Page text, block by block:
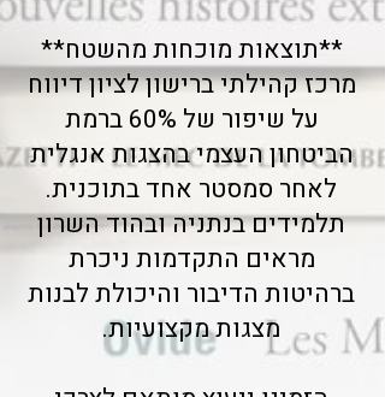
**תוצאות מוכחות מהשטח**
מרכז קהילתי ברישון לציון דיווח
על שיפור של 60% ברמת
הביטחון העצמי בהצגות אנגלית
לאחר סמסטר אחד בתוכנית.
תלמידים בנתניה ובהוד השרון
מראים התקדמות ניכרת
ברהיטות הדיבור והיכולת לבנות
מצגות מקצועיות.